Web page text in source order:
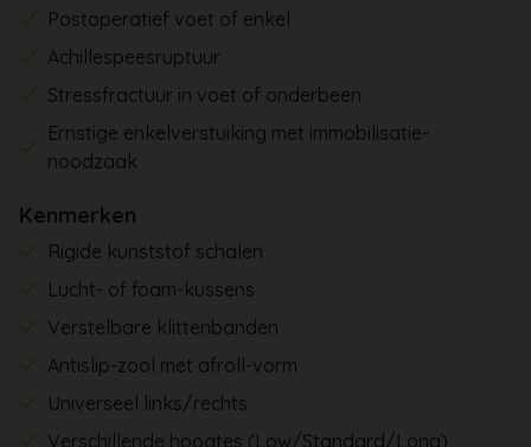
Postoperatief voet of enkel
Achillespeesruptuur
Stressfractuur in voet of onderbeen
Ernstige enkelverstuiking met immobilisatie-
noodzaak
Kenmerken
Rigide kunststof schalen
Lucht- of foam-kussens
Verstelbare klittenbanden
Antislip-zool met afroll-vorm
Universeel links/rechts
Verschillende hoogtes (Low/Standard/Long)